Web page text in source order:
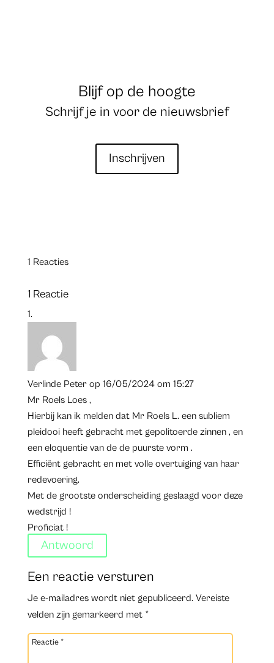
Blijf op de hoogte
Schrijf je in voor de nieuwsbrief
Inschrijven
1 Reacties
1 Reactie
Verlinde Peter op 16/05/2024 om 15:27
Mr Roels Loes ,
Hierbij kan ik melden dat Mr Roels L. een subliem
pleidooi heeft gebracht met gepolitoerde zinnen , en
een eloquentie van de de puurste vorm .
Efficiënt gebracht en met volle overtuiging van haar
redevoering.
Met de grootste onderscheiding geslaagd voor deze
wedstrijd !
Proficiat !
Antwoord
Een reactie versturen
Je e-mailadres wordt niet gepubliceerd. Vereiste
velden zijn gemarkeerd met *